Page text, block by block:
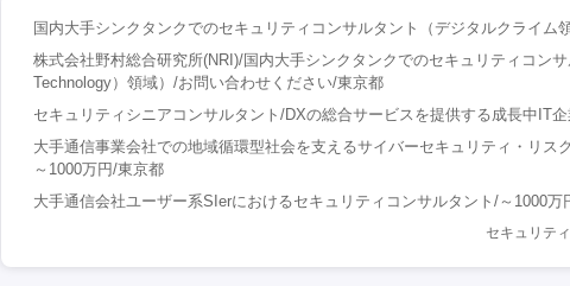
国内大手シンクタンクでのセキュリティコンサルタント（デジタルクライム
株式会社野村総合研究所(NRI)/国内大手シンクタンクでのセキュリティコン
Technology）領域）/お問い合わせください/東京都
セキュリティシニアコンサルタント/DXの総合サービスを提供する成長中IT
大手通信事業会社での地域循環型社会を支えるサイバーセキュリティ・リス
～1000万円/東京都
大手通信会社ユーザー系SIerにおけるセキュリティコンサルタント/～1000万
セキュリテ